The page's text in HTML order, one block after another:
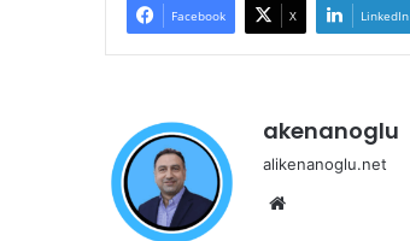
Facebook X LinkedIn
akenanoglu
alikenanoglu.net